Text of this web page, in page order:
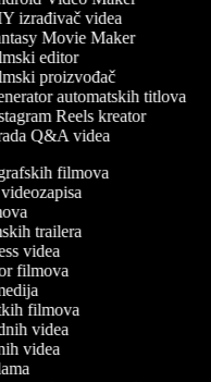
izrađivač videa
Movie Maker
editor
proizvođač
automatskih titlova
Reels kreator
Q&A videa
filmova
videozapisa
trailera
videa
filmova
filmova
videa
videa